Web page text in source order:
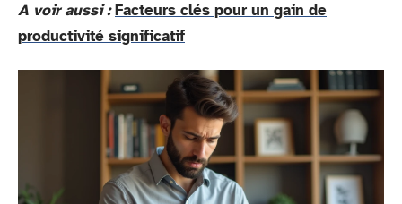
A voir aussi : Facteurs clés pour un gain de
productivité significatif